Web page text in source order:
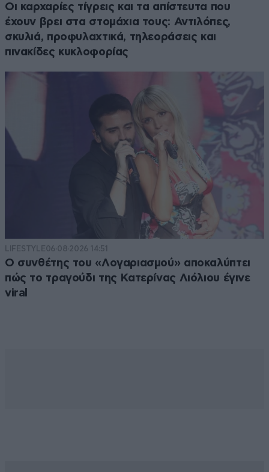
Οι καρχαρίες τίγρεις και τα απίστευτα που
έχουν βρει στα στομάχια τους: Αντιλόπες,
σκυλιά, προφυλαχτικά, τηλεοράσεις και
πινακίδες κυκλοφορίας
LIFESTYLE06·08·2026 14:51
Ο συνθέτης του «Λογαριασμού» αποκαλύπτει
πώς το τραγούδι της Κατερίνας Λιόλιου έγινε
viral